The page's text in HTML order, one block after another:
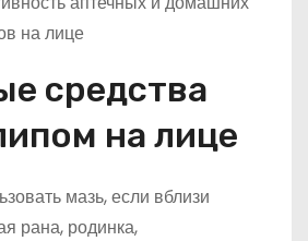
средства
на лице
мазь, если вблизи
рана, родинка,